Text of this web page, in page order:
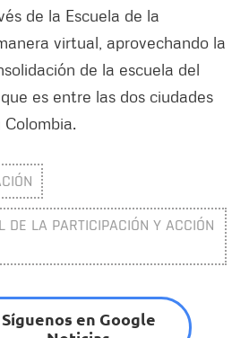
de la Escuela de la
virtual, aprovechando la
de la escuela del
es entre las dos ciudades
DE LA PARTICIPACIÓN Y ACCIÓN
Síguenos en Google